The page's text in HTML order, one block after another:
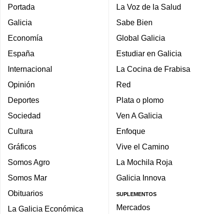
Portada
Galicia
Economía
España
Internacional
Opinión
Deportes
Sociedad
Cultura
Gráficos
Somos Agro
Somos Mar
Obituarios
La Galicia Económica
La Voz de la Salud
Sabe Bien
Global Galicia
Estudiar en Galicia
La Cocina de Frabisa
Red
Plata o plomo
Ven A Galicia
Enfoque
Vive el Camino
La Mochila Roja
Galicia Innova
SUPLEMENTOS
Mercados